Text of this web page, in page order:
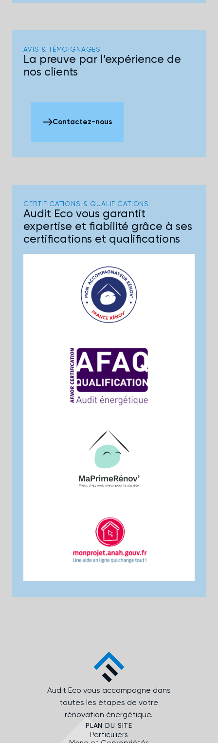
AVIS & TÉMOIGNAGES
La preuve par l’expérience de
nos clients
Contactez-nous
CERTIFICATIONS & QUALIFICATIONS
Audit Eco vous garantit
expertise et fiabilité grâce à ses
certifications et qualifications
Audit Eco vous accompagne dans
toutes les étapes de votre
rénovation énergétique.
PLAN DU SITE
Particuliers